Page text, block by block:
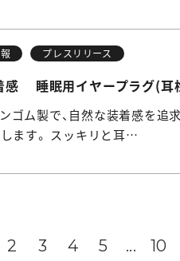
プレスリリース
睡眠用イヤープラグ(耳
ム製で、自然な装着感を追
ます。 スッキリと耳…
2 3 4 5 ... 10